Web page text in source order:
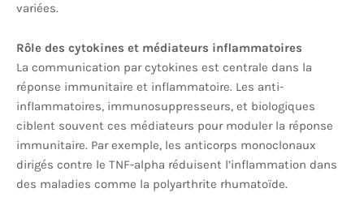
variées.
Rôle des cytokines et médiateurs inflammatoires
La communication par cytokines est centrale dans la
réponse immunitaire et inflammatoire. Les anti-
inflammatoires, immunosuppresseurs, et biologiques
ciblent souvent ces médiateurs pour moduler la réponse
immunitaire. Par exemple, les anticorps monoclonaux
dirigés contre le TNF-alpha réduisent l’inflammation dans
des maladies comme la polyarthrite rhumatoïde.